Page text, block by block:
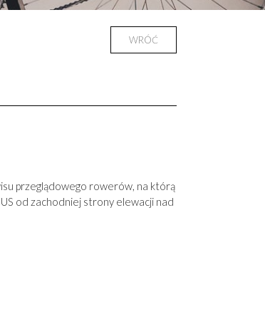
WRÓĆ
przeglądowego rowerów, na którą
od zachodniej strony elewacji nad